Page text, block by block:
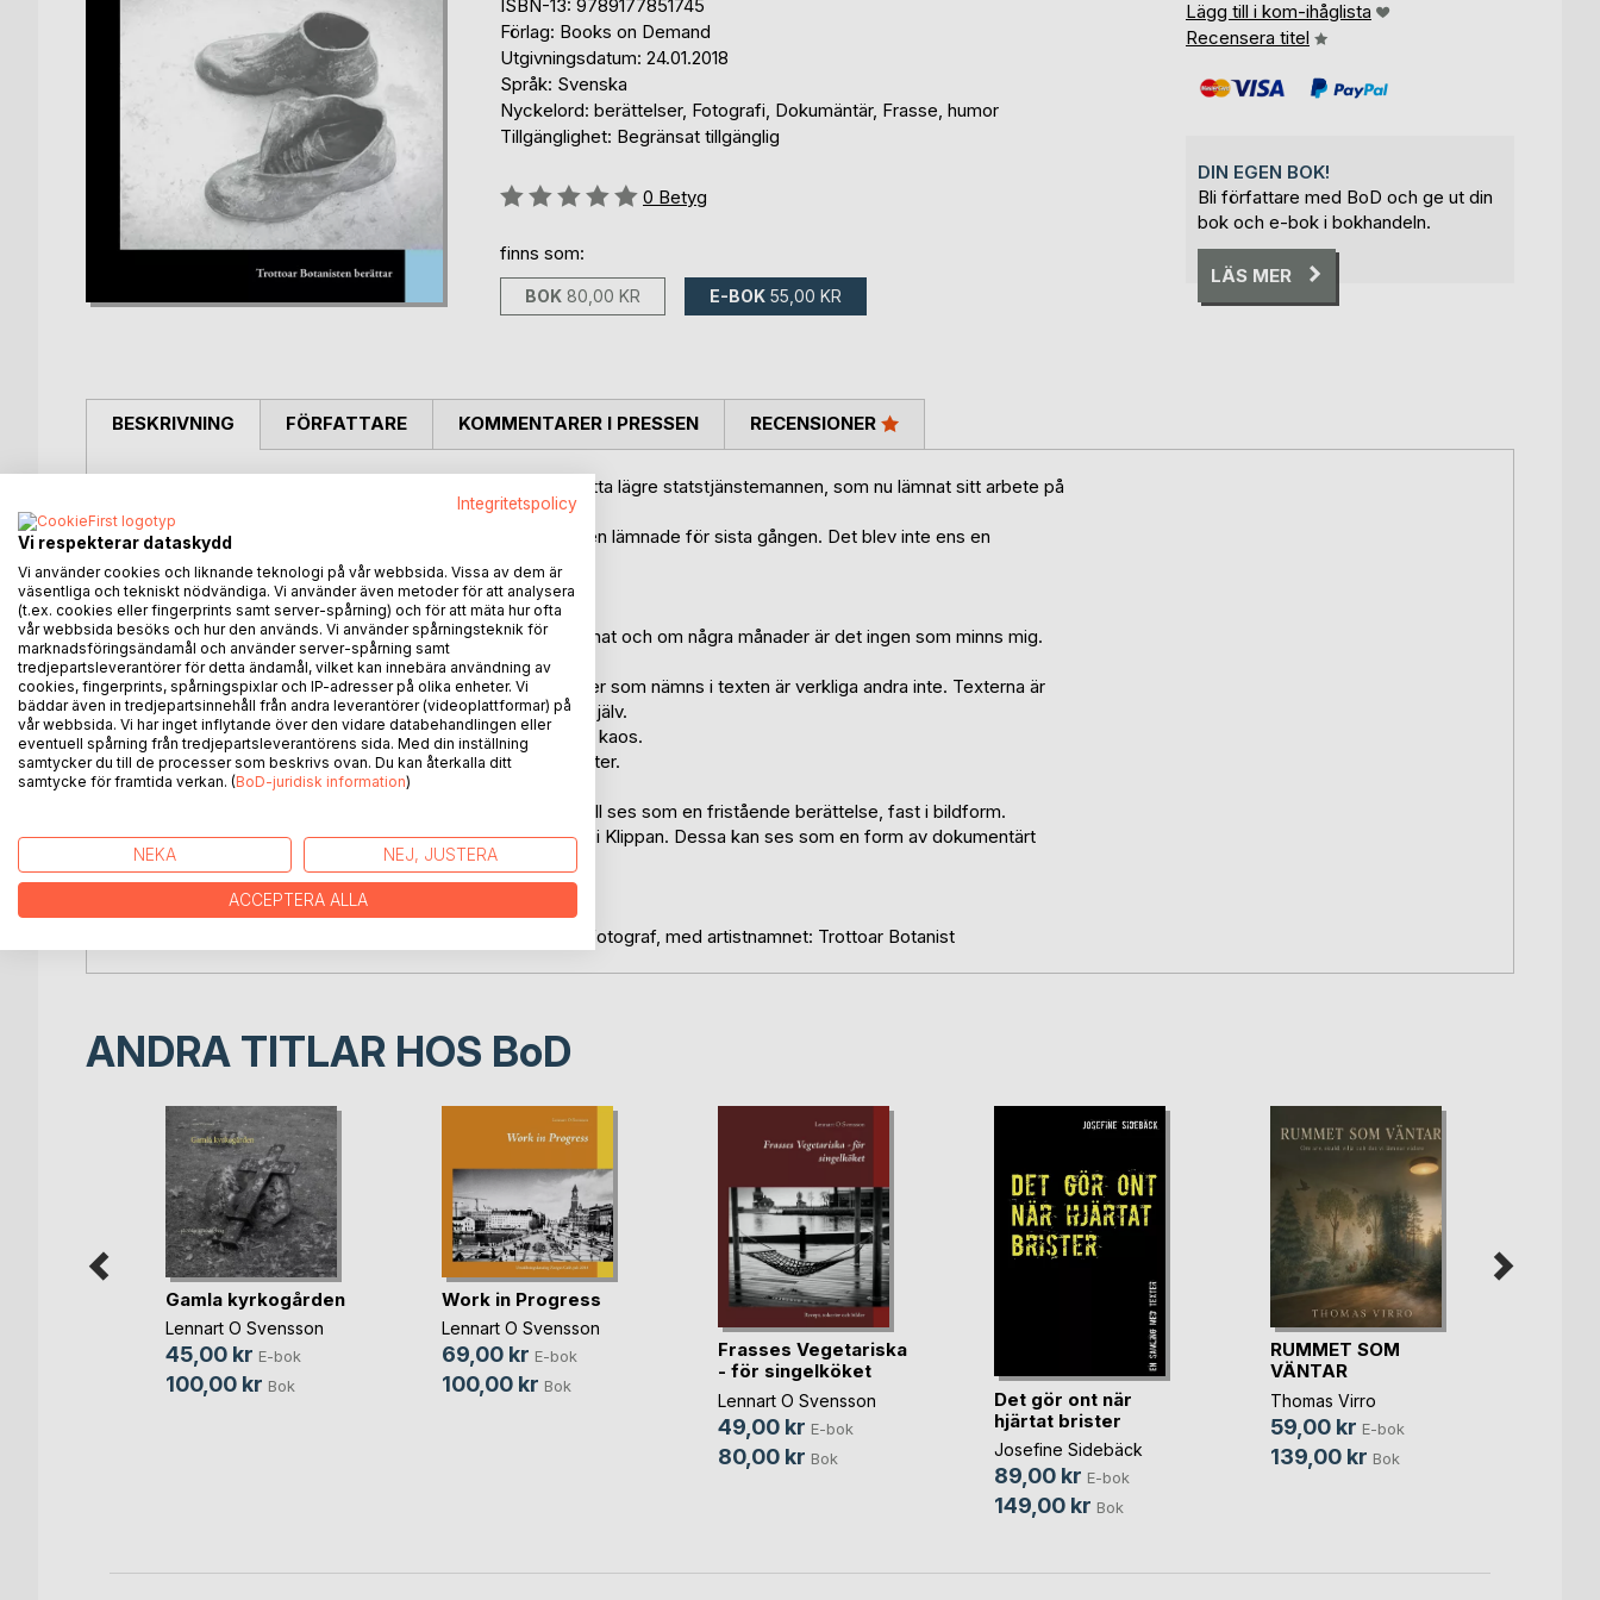
ISBN-13: 9789177851745
Förlag: Books on Demand
Utgivningsdatum: 24.01.2018
Språk: Svenska
Nyckelord: berättelser, Fotografi, Dokumäntär, Frasse, humor
Tillgänglighet: Begränsat tillgänglig
Betyg::
0 Betyg
finns som:
BOK 80,00 KR E-BOK 55,00 KR
Lägg till i kom-ihåglista
Recensera titel
DIN EGEN BOK!
Bli författare med BoD och ge ut din
bok och e-bok i bokhandeln.
LÄS MER
BESKRIVNING
Det här är historien om den smått spritmarinerade före detta lägre statstjänstemannen, som nu lämnat sitt arbete på
myndigheten.
Många var de som drog en lättnadens suck när pratkvarnen lämnade för sista gången. Det blev inte ens en
avtackning, utan jag försvann som en blå rök i dimman.
Någon avtackning ville jag dessutom inte ha.
Efter några veckor är jag förpassad till den skara som lämnat och om några månader är det ingen som minns mig.
Det här är boken är om mitt liv och leverne. En del personer som nämns i texten är verkliga andra inte. Texterna är
både verkliga och påhittade. Vad som är vad, får ni gissa själv.
Jag blandar nutid, dåtid och påhittade historier, en form av kaos.
Det är det jag gillar, varför skall vi alltid följa ett visst mönster.
Bilderna i boken har ingen koppling till handlingen, utan skall ses som en fristående berättelse, fast i bildform.
Bilderna är tagna på ett skrotupplag för en veteranjärnväg i Klippan. Dessa kan ses som en form av dokumentärt
fotografi eller varför inte konstfotografi.
Det är alltid betraktaren som avgör.
Jag är ju inte bara en berättare utan även en passionerad fotograf, med artistnamnet: Trottoar Botanist
FÖRFATTARE KOMMENTARER I PRESSEN RECENSIONER
ANDRA TITLAR HOS BoD
Gamla kyrkogården
Lennart O Svensson
45,00 kr E-bok
100,00 kr Bok
Work in Progress
Lennart O Svensson
69,00 kr E-bok
100,00 kr Bok
Frasses Vegetariska
- för singelköket
Lennart O Svensson
49,00 kr E-bok
80,00 kr Bok
Det gör ont när
hjärtat brister
Josefine Sidebäck
89,00 kr E-bok
149,00 kr Bok
RUMMET SOM
VÄNTAR
Thomas Virro
59,00 kr E-bok
139,00 kr Bok
Integritetspolicy
Vi respekterar dataskydd
Vi använder cookies och liknande teknologi på vår webbsida. Vissa av dem är
väsentliga och tekniskt nödvändiga. Vi använder även metoder för att analysera
(t.ex. cookies eller fingerprints samt server-spårning) och för att mäta hur ofta
vår webbsida besöks och hur den används. Vi använder spårningsteknik för
marknadsföringsändamål och använder server-spårning samt
tredjepartsleverantörer för detta ändamål, vilket kan innebära användning av
cookies, fingerprints, spårningspixlar och IP-adresser på olika enheter. Vi
bäddar även in tredjepartsinnehåll från andra leverantörer (videoplattformar) på
vår webbsida. Vi har inget inflytande över den vidare databehandlingen eller
eventuell spårning från tredjepartsleverantörens sida. Med din inställning
samtycker du till de processer som beskrivs ovan. Du kan återkalla ditt
samtycke för framtida verkan. (BoD-juridisk information)
NEKA NEJ, JUSTERA
ACCEPTERA ALLA